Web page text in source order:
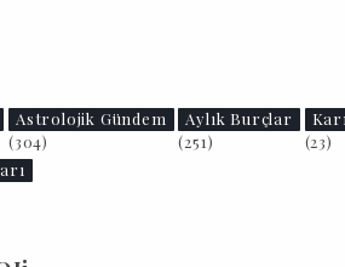
Astrolojik Gündem
(304)
Aylık Burçlar
(251)
(23)